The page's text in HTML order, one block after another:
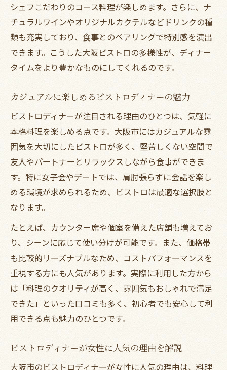
おしゃれ女子会にぴったりな大阪ビストロ
特集
ディナー女子会で人気の大阪ビストロとは
女子会向け大阪ビストロディナーの魅力
ビストロディナーで盛り上がる女子会の秘
訣
隠れ家風ビストロで特別な夜を満喫する方法
隠れ家風ビストロでディナーの魅力を堪能
大阪ビストロディナーで特別な夜の過ごし
方
隠れ家ビストロで過ごす贅沢なディナー体
験
徴
大阪ビストロディナーで隠れ家気分を満喫
デートで人気の大阪ビストロディナー体験
デートに最適な大阪ビストロディナーの魅
力
ビストロディナーで特別なデートを演出
大阪で人気のデート向けビストロディナー
ディナーで選ぶデートに映える大阪ビスト
シェフこだわりのコース料理が楽しめます。さらに、ナ
チュラルワインやオリジナルカクテルなどドリンクの種
類も充実しており、食事とのペアリングで特別感を演出
できます。こうした大阪ビストロの多様性が、ディナー
タイムをより豊かなものにしてくれるのです。
カジュアルに楽しめるビストロディナーの魅力
ビストロディナーが注目される理由のひとつは、気軽に
本格料理を楽しめる点です。大阪市にはカジュアルな雰
囲気を大切にしたビストロが多く、堅苦しくない空間で
友人やパートナーとリラックスしながら食事ができま
す。特に女子会やデートでは、肩肘張らずに会話を楽し
める環境が求められるため、ビストロは最適な選択肢と
なります。
たとえば、カウンター席や個室を備えた店舗も増えてお
り、シーンに応じて使い分けが可能です。また、価格帯
も比較的リーズナブルなため、コストパフォーマンスを
重視する方にも人気があります。実際に利用した方から
は「料理のクオリティが高く、雰囲気もおしゃれで満足
できた」といった口コミも多く、初心者でも安心して利
用できる点も魅力のひとつです。
ビストロディナーが女性に人気の理由を解説
大阪市のビストロディナーが女性に人気の理由は、料理